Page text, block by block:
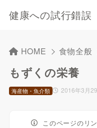
健康への試行錯誤
HOME 食物全般
もずくの栄養
2016年3月
海産物・魚介類
このページのリ